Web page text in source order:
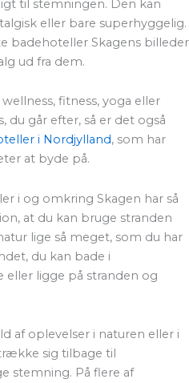
til stemningen. Den kan
eller bare superhyggelig.
badehoteller Skagens billeder
ud fra dem.
fitness, yoga eller
går efter, så er det også
i Nordjylland, som har
at byde på.
i og omkring Skagen har så
at du kan bruge stranden
lige så meget, som du har
du kan bade i
eller ligge på stranden og
af oplevelser i naturen eller i
sig tilbage til
stemning. På flere af